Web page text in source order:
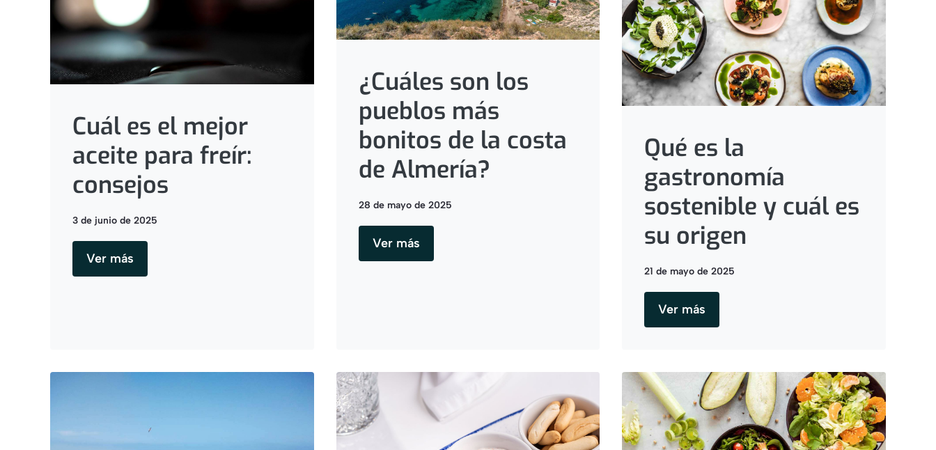
Cuál es el mejor
aceite para freír:
consejos
3 de junio de 2025
Ver más
¿Cuáles son los
pueblos más
bonitos de la costa
de Almería?
28 de mayo de 2025
Ver más
Qué es la
gastronomía
sostenible y cuál es
su origen
21 de mayo de 2025
Ver más